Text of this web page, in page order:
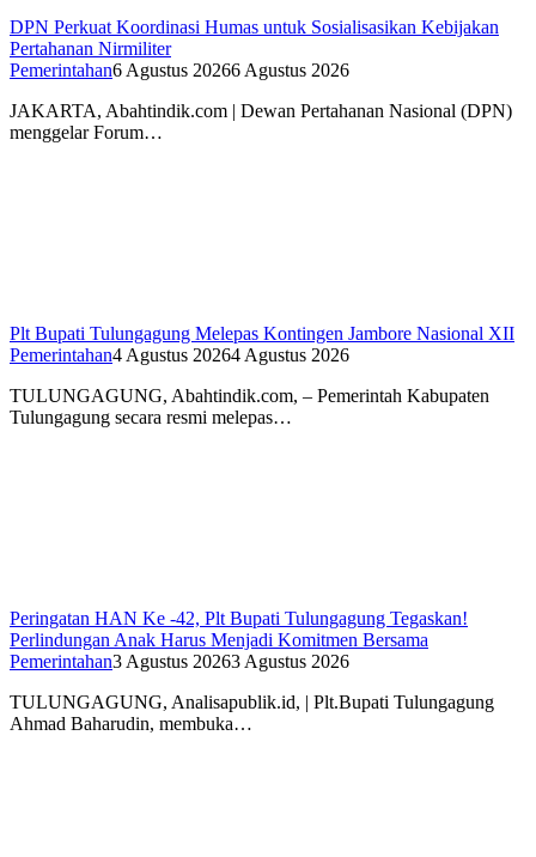
DPN Perkuat Koordinasi Humas untuk Sosialisasikan Kebijakan
Pertahanan Nirmiliter
Pemerintahan6 Agustus 20266 Agustus 2026
JAKARTA, Abahtindik.com | Dewan Pertahanan Nasional (DPN)
menggelar Forum…
Plt Bupati Tulungagung Melepas Kontingen Jambore Nasional XII
Pemerintahan4 Agustus 20264 Agustus 2026
TULUNGAGUNG, Abahtindik.com, – Pemerintah Kabupaten
Tulungagung secara resmi melepas…
Peringatan HAN Ke -42, Plt Bupati Tulungagung Tegaskan!
Perlindungan Anak Harus Menjadi Komitmen Bersama
Pemerintahan3 Agustus 20263 Agustus 2026
TULUNGAGUNG, Analisapublik.id, | Plt.Bupati Tulungagung
Ahmad Baharudin, membuka…